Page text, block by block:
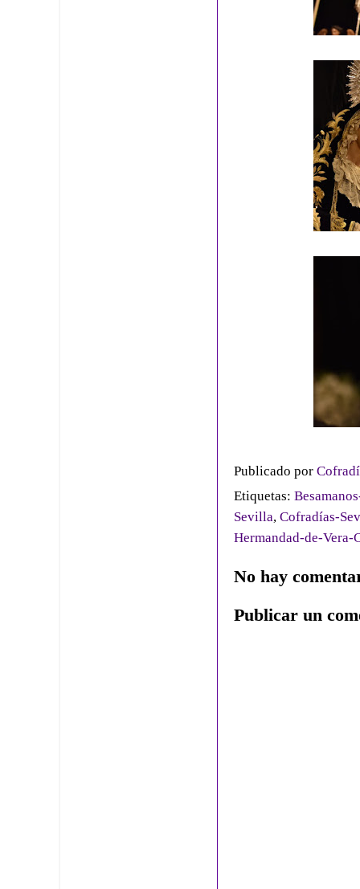
Publicado por
Etiquetas:
Sevilla, Cofradías-
Hermandad-de-Vera-
No hay
Publicar un